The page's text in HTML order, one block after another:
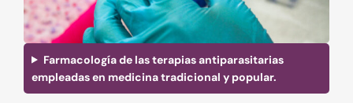
Farmacología de las terapias antiparasitarias
empleadas en medicina tradicional y popular.